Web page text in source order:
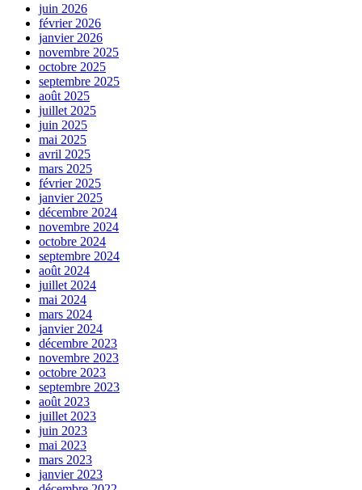
juin 2026
février 2026
janvier 2026
novembre 2025
octobre 2025
septembre 2025
août 2025
juillet 2025
juin 2025
mai 2025
avril 2025
mars 2025
février 2025
janvier 2025
décembre 2024
novembre 2024
octobre 2024
septembre 2024
août 2024
juillet 2024
mai 2024
mars 2024
janvier 2024
décembre 2023
novembre 2023
octobre 2023
septembre 2023
août 2023
juillet 2023
juin 2023
mai 2023
mars 2023
janvier 2023